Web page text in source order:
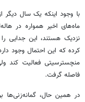
با وجود اینکه یک سال دیگر
ماه‌های اخیر همواره در
نزدیک هستند، این جدایی
کرده که این احتمال وجود
منچسترسیتی فعالیت کند
فاصله گرفت.
در همین حال، گمانه‌زنی‌ها